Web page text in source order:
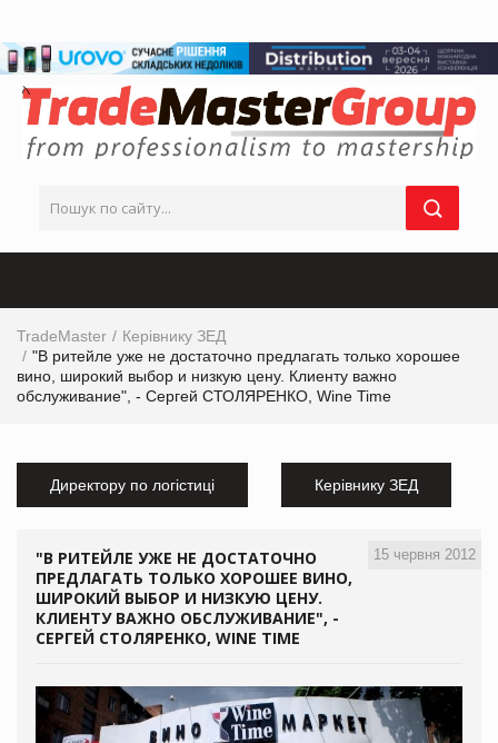
TradeMaster
Керівнику ЗЕД
"В ритейле уже не достаточно предлагать только хорошее
вино, широкий выбор и низкую цену. Клиенту важно
обслуживание", - Сергей СТОЛЯРЕНКО, Wine Time
Директору по логістиці Керівнику ЗЕД
15 червня 2012
"В РИТЕЙЛЕ УЖЕ НЕ ДОСТАТОЧНО
ПРЕДЛАГАТЬ ТОЛЬКО ХОРОШЕЕ ВИНО,
ШИРОКИЙ ВЫБОР И НИЗКУЮ ЦЕНУ.
КЛИЕНТУ ВАЖНО ОБСЛУЖИВАНИЕ", -
СЕРГЕЙ СТОЛЯРЕНКО, WINE TIME